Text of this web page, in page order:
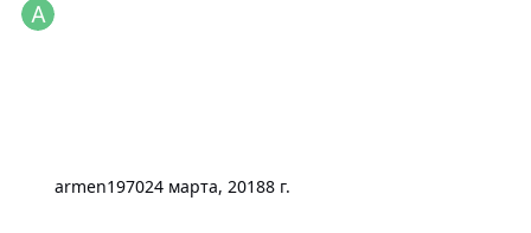
armen197024 марта, 20188 г.